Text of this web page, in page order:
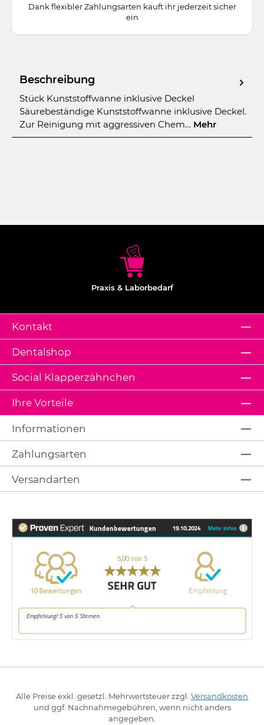
Dank flexibler Zahlungsarten kauft ihr jederzeit sicher
ein
Beschreibung
Stück Kunststoffwanne inklusive Deckel
Säurebeständige Kunststoffwanne inklusive Deckel.
Zur Reinigung mit aggressiven Chem… Mehr
Praxis & Laborbedarf
Kontakt
Dentalshop
Ihre Vorteile
Social Klapperzähnchen
Informationen
Zahlungsarten
Versandarten
Alle Preise exkl. gesetzl. Mehrwertsteuer zzgl. Versandkosten
und ggf. Nachnahmegebühren, wenn nicht anders
angegeben.